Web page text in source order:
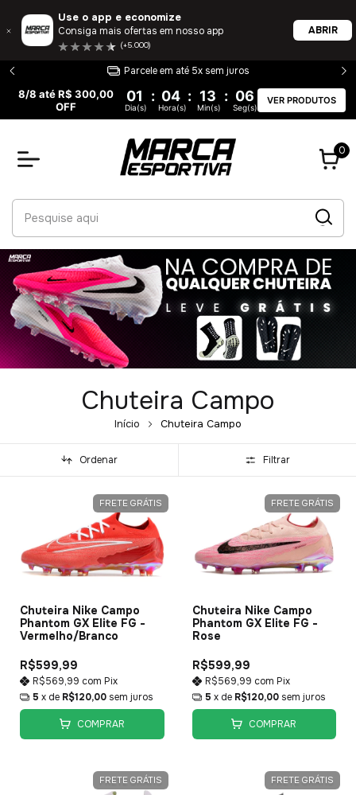
Use o app e economize
Consiga mais ofertas em nosso app
(+5.000)
ABRIR
Parcele em até 5x sem juros
8/8 até R$ 300,00
OFF
01 : 04 : 13 : 05
Dia(s) Hora(s) Min(s) Seg(s)
VER PRODUTOS
0
Chuteira Campo
Início Chuteira Campo
Ordenar Filtrar
FRETE GRÁTIS
Chuteira Nike Campo
Phantom GX Elite FG -
Vermelho/Branco
R$599,99
R$569,99 com Pix
5 x de R$120,00 sem juros
COMPRAR
FRETE GRÁTIS
Chuteira Nike Campo
Phantom GX Elite FG -
Rose
R$599,99
R$569,99 com Pix
5 x de R$120,00 sem juros
COMPRAR
FRETE GRÁTIS FRETE GRÁTIS